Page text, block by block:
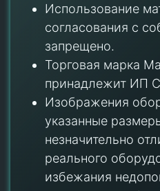
Использование
согласования с
запрещено.
Торговая марка
принадлежит ИП
Изображения
указанные
незначительно
реального
избежания